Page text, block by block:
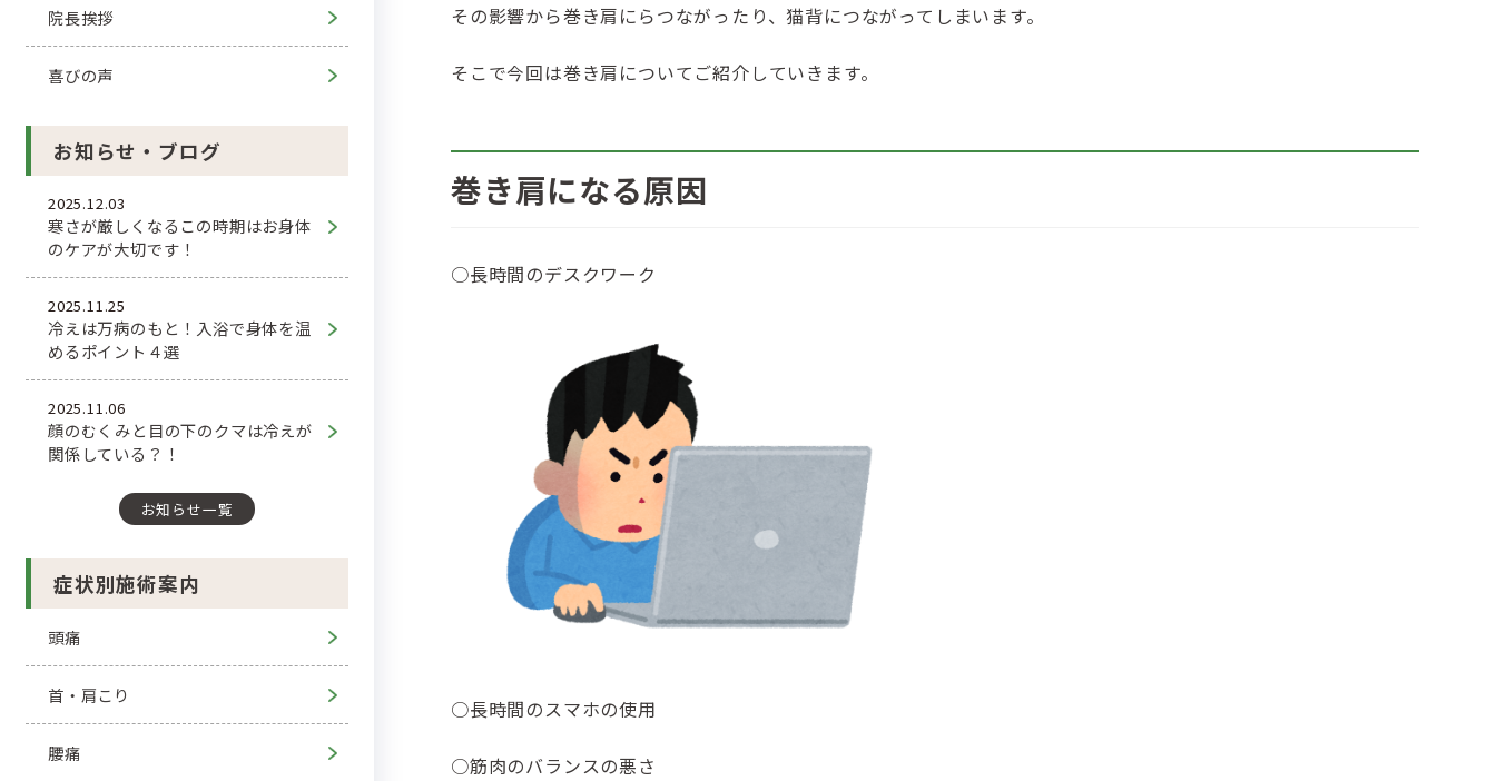
その影響から巻き肩にらつながったり、猫背につながってしまいます。
そこで今回は巻き肩についてご紹介していきます。
巻き肩になる原因
○長時間のデスクワーク
○長時間のスマホの使用
○筋肉のバランスの悪さ
院長挨拶
喜びの声
お知らせ・ブログ
2025.12.03
寒さが厳しくなるこの時期はお身体
のケアが大切です！
2025.11.25
冷えは万病のもと！入浴で身体を温
めるポイント４選
2025.11.06
顔のむくみと目の下のクマは冷えが
関係している？！
お知らせ一覧
症状別施術案内
頭痛
首・肩こり
腰痛